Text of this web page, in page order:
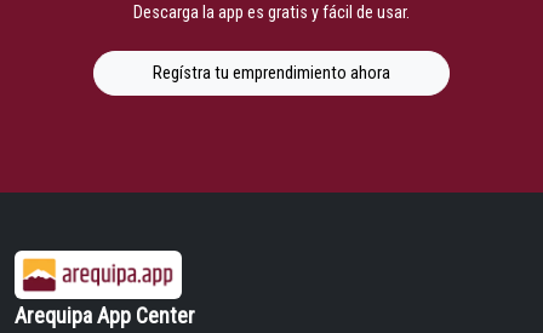
Descarga la app es gratis y fácil de usar.
Regístra tu emprendimiento ahora
Arequipa App Center